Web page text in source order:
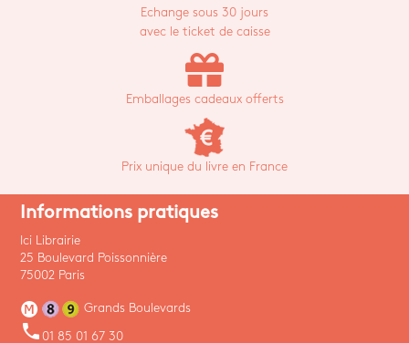
Echange sous 30 jours
avec le ticket de caisse
Emballages cadeaux offerts
Prix unique du livre en France
Informations pratiques
Ici Librairie
25 Boulevard Poissonnière
75002 Paris
Grands Boulevards
phone 01 85 01 67 30